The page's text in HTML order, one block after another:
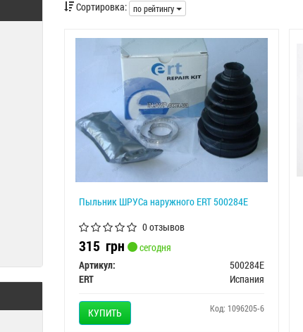
Сортировка: по рейтингу
Пыльник ШРУСа наружного ERT 500284E
0 отзывов
315 грн
сегодня
Артикул:
500284E
ERT
Испания
КУПИТЬ Код: 1096205-6